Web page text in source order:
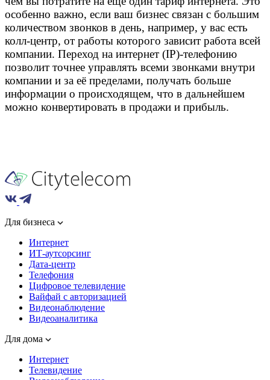
особенно важно, если ваш бизнес связан с большим
количеством звонков в день, например, у вас есть
колл-центр, от работы которого зависит работа всей
компании. Переход на интернет (IP)-телефонию
позволит точнее управлять всеми звонками внутри
компании и за её пределами, получать больше
информации о происходящем, что в дальнейшем
можно конвертировать в продажи и прибыль.
Для бизнеса
Интернет
ИТ-аутсорсинг
Дата-центр
Телефония
Цифровое телевидение
Вайфай с авторизацией
Видеонаблюдение
Видеоаналитика
Для дома
Интернет
Телевидение